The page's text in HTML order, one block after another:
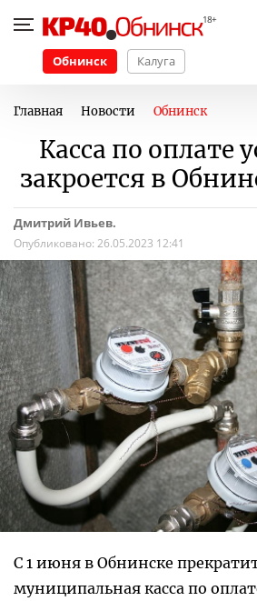
Обнинск Калуга
Главная Новости Обнинск
Касса по оплате
закроется в
Дмитрий Ивьев.
Опубликовано: 26.05.2023 12:41
С 1 июня в Обнинске
муниципальная касса по